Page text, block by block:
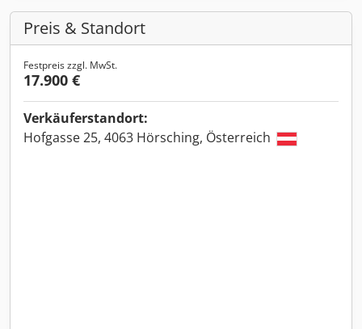
Preis & Standort
Festpreis zzgl. MwSt.
17.900 €
Verkäuferstandort:
Hofgasse 25, 4063 Hörsching, Österreich